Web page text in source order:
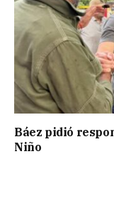
Báez pidió
Niño